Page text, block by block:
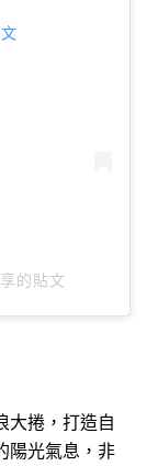
的貼文
大捲，打造自
陽光氣息，非